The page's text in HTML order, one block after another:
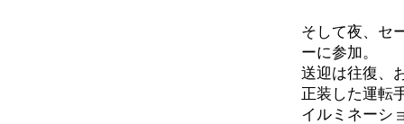
そして夜、セ
ーに参加。
送迎は往復、
正装した運転
イルミネーシ